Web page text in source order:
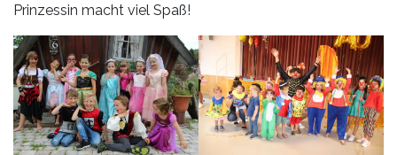
Prinzessin macht viel Spaß!